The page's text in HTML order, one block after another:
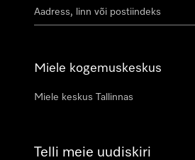
Miele kogemuskeskus
Miele keskus Tallinnas
Telli meie uudiskiri